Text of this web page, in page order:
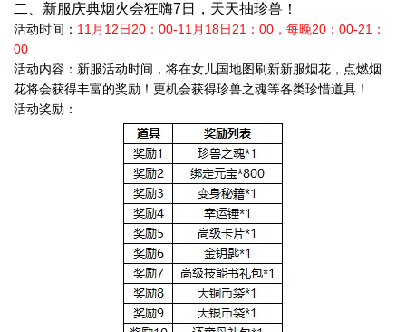
二、新服庆典烟火会狂嗨7日，天天抽珍兽！
活动时间： 11月12日20：00-11月18日21：00，每晚20：00-21：
00
活动内容：新服活动时间，将在女儿国地图刷新新服烟花，点燃烟
花将会获得丰富的奖励！更机会获得珍兽之魂等各类珍惜道具！
活动奖励：